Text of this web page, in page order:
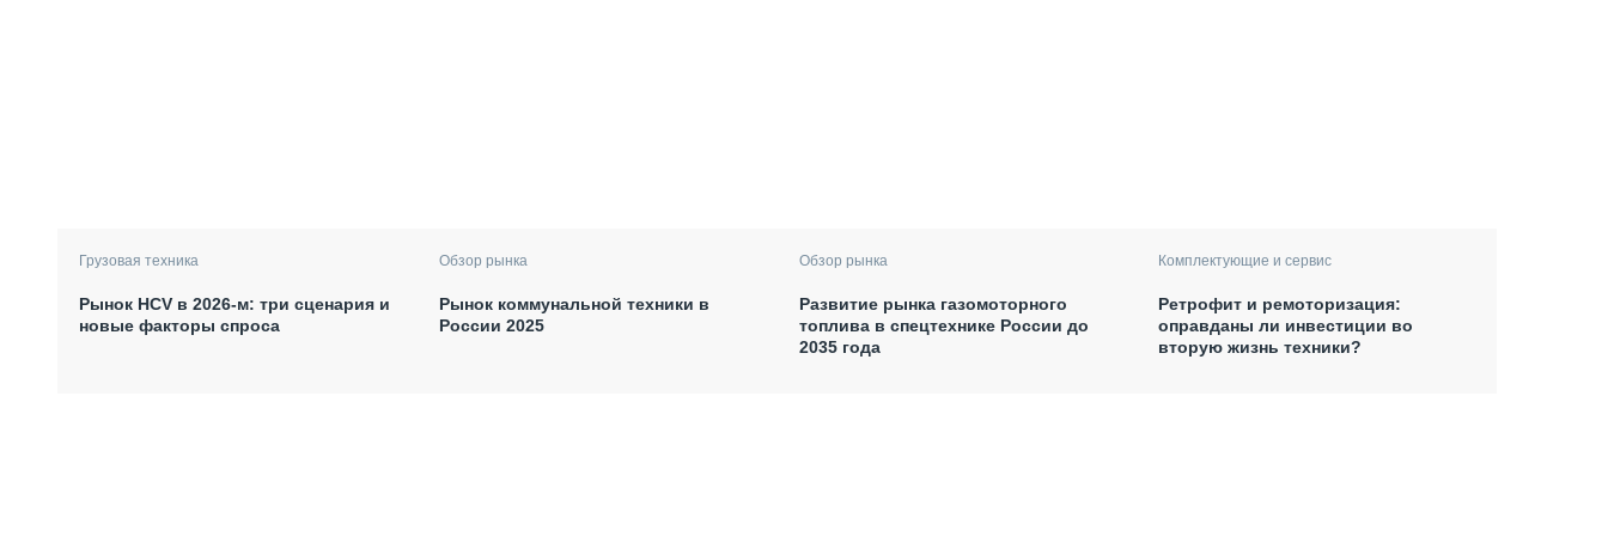
Грузовая техника
Рынок HCV в 2026-м: три сценария и
новые факторы спроса
Обзор рынка
Рынок коммунальной техники в
России 2025
Обзор рынка
Развитие рынка газомоторного
топлива в спецтехнике России до
2035 года
Комплектующие и сервис
Ретрофит и ремоторизация:
оправданы ли инвестиции во
вторую жизнь техники?